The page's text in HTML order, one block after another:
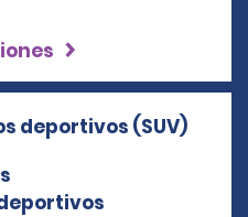
deportivos (SUV)